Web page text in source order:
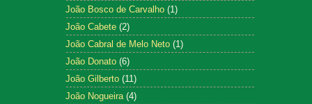
João Bosco de Carvalho (1)
João Cabete (2)
João Cabral de Melo Neto (1)
João Donato (6)
João Gilberto (11)
João Nogueira (4)